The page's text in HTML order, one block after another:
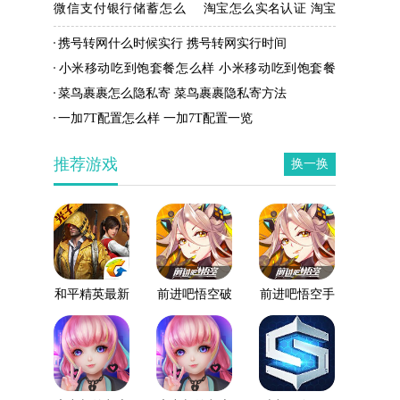
微信支付银行储蓄怎么
开通 微信支付银行储蓄
开通方法
淘宝怎么实名认证 淘宝
实名认证方法
携号转网什么时候实行 携号转网实行时间
小米移动吃到饱套餐怎么样 小米移动吃到饱套餐
资费
菜鸟裹裹怎么隐私寄 菜鸟裹裹隐私寄方法
一加7T配置怎么样 一加7T配置一览
推荐游戏 换一换
和平精英最新
版
前进吧悟空破
解版
前进吧悟空手
游